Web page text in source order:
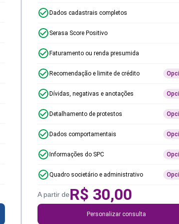
Dados cadastrais completos
Serasa Score Positivo
Faturamento ou renda presumida
Recomendação e limite de crédito
Dívidas, negativas e anotações
Detalhamento de protestos
Dados comportamentais
Informações do SPC
Quadro societário e administrativo
A partir deR$ 30,00
Personalizar consulta